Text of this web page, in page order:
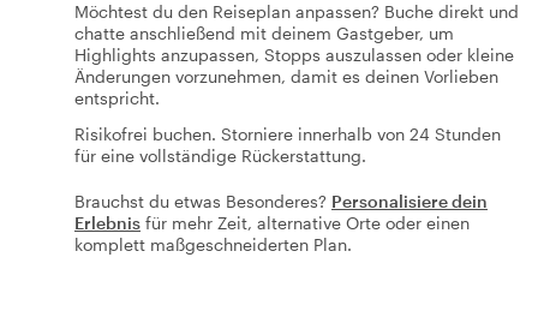
Möchtest du den Reiseplan anpassen? Buche direkt und
chatte anschließend mit deinem Gastgeber, um
Highlights anzupassen, Stopps auszulassen oder kleine
Änderungen vorzunehmen, damit es deinen Vorlieben
entspricht.
Risikofrei buchen. Storniere innerhalb von 24 Stunden
für eine vollständige Rückerstattung.
Brauchst du etwas Besonderes? Personalisiere dein
Erlebnis für mehr Zeit, alternative Orte oder einen
komplett maßgeschneiderten Plan.